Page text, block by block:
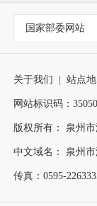
国家部委网站
关于我们 站点地
网站标识码：
版权所有： 泉州
中文域名： 泉州
传真：0595-